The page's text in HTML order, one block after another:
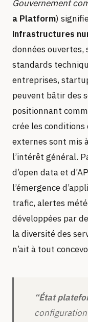
Gouvernement
a Platform)
infrastructures
données ouvertes,
standards
entreprises,
peuvent bâtir des
positionnant
crée les conditions
externes sont mis
l’intérêt général.
d’open data et
l’émergence
trafic, alertes
développées par
la diversité des
n’ait à tout
“État